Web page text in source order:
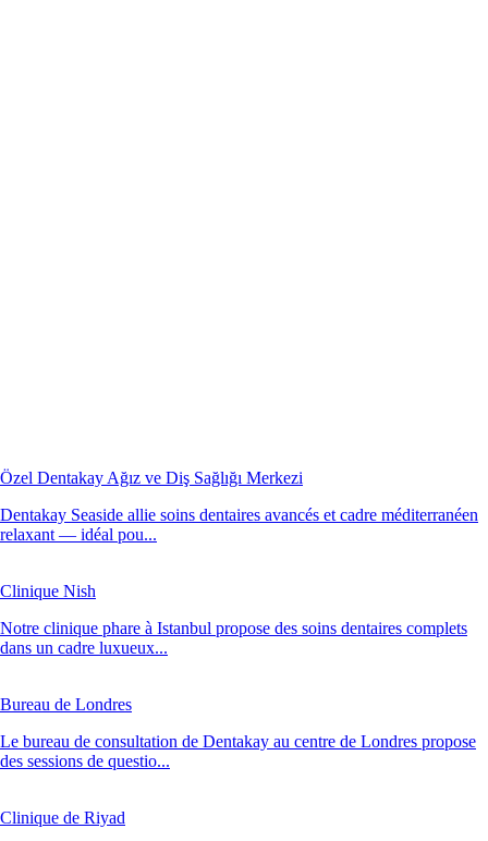
Özel Dentakay Ağız ve Diş Sağlığı Merkezi
Dentakay Seaside allie soins dentaires avancés et cadre méditerranéen
relaxant — idéal pou...
Clinique Nish
Notre clinique phare à Istanbul propose des soins dentaires complets
dans un cadre luxueux...
Bureau de Londres
Le bureau de consultation de Dentakay au centre de Londres propose
des sessions de questio...
Clinique de Riyad